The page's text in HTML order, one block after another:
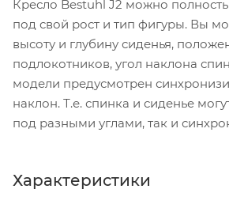
Кресло Bestuhl J2 можно
под свой рост и тип фигуры. Вы
высоту и глубину сиденья,
подлокотников, угол наклона
модели предусмотрен
наклон. Т.е. спинка и сиденье
под разными углами, так и
Характеристики